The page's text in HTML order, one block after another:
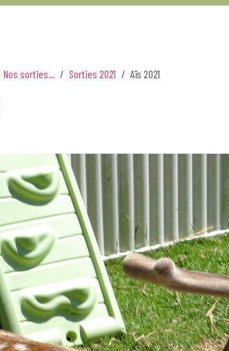
Nos sorties... Sorties 2021 Aïs 2021